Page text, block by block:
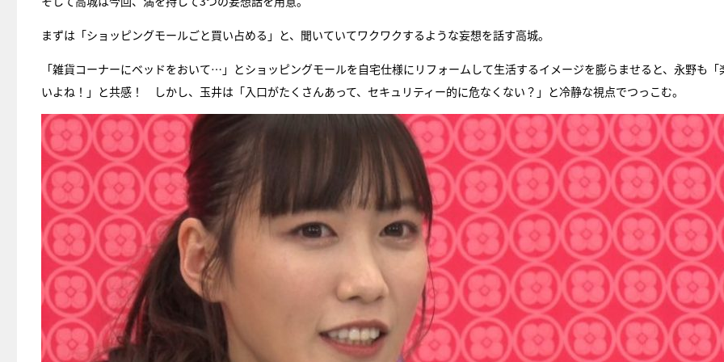
まずは「ショッピングモールごと買い占める」と、聞いていてワクワクするような妄想を話す高城。
「雑貨コーナーにベッドをおいて…」とショッピングモールを自宅仕様にリフォームして生活するイメージを膨らませると、永野も「
いよね！」と共感！ しかし、玉井は「入口がたくさんあって、セキュリティー的に危なくない？」と冷静な視点でつっこむ。